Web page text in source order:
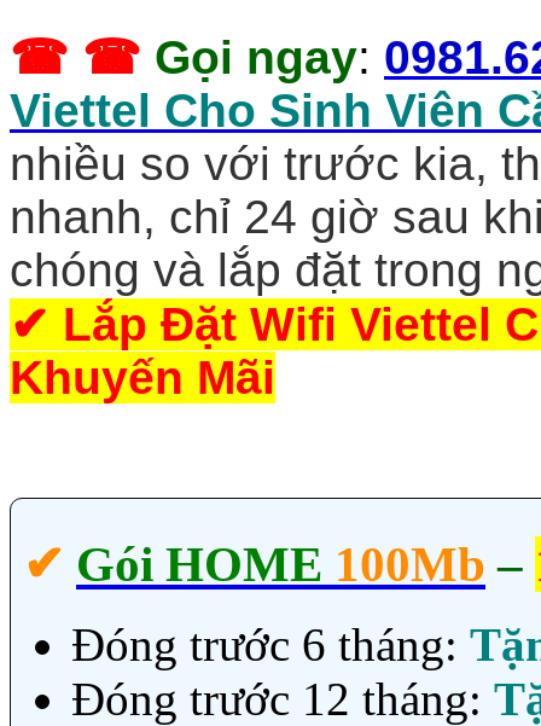
☎ ☎ Gọi ngay:
Viettel Cho Sinh Viên
nhiều so với trước kia,
nhanh, chỉ 24 giờ sau
chóng và lắp đặt trong
✔ Lắp Đặt Wifi Viettel
Khuyến Mãi
✔‎ Gói HOME 100Mb –
Đóng trước 6 tháng:
Đóng trước 12 tháng: